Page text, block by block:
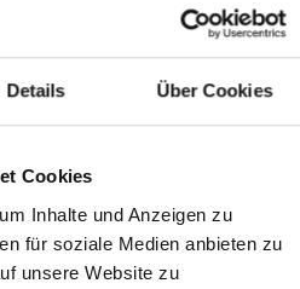
Details Über Cookies
Cookies
Inhalte und Anzeigen zu
für soziale Medien anbieten zu
unsere Website zu